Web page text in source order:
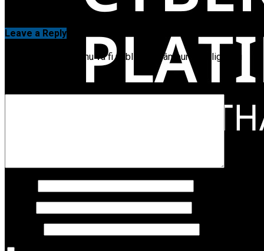
Leave a Reply
Adresa ta de email nu va fi publicată.
Câmpurile obligatorii